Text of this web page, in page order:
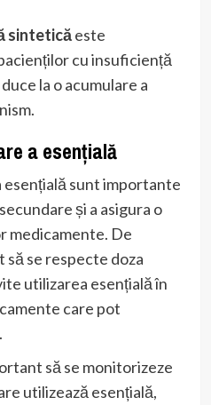
sinteticăeste
cu insuficiență
la o acumulare a
a esențială
esențială sunt importante
și a asigura o
medicamente. De
se respecte doza
utilizarea esențială în
care pot
să se monitorizeze
utilizează esențială,